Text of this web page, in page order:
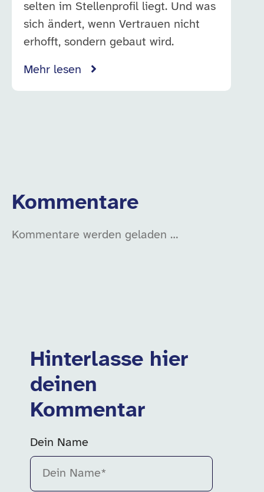
selten im Stellenprofil liegt. Und was
sich ändert, wenn Vertrauen nicht
erhofft, sondern gebaut wird.
Mehr lesen
Kommentare
Kommentare werden geladen …
Hinterlasse hier
deinen
Kommentar
Dein Name